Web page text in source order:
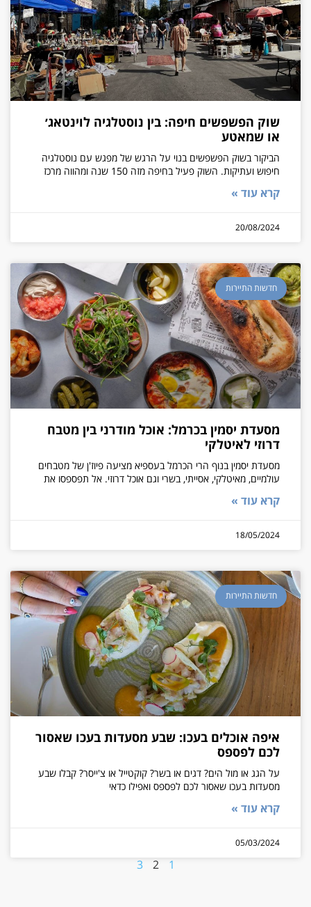
שוק הפשפשים חיפה: בין נוסטלגיה לוינטאג׳
או שמאטע
הביקור בשוק הפשפשים בנוי על הרגש של מפגש עם נוסטלגיה
חיפוש ועתיקות. השוק פעיל בחיפה מזה 150 שנה ומהווה מרכז
קרא עוד »
20/08/2024
חדשות התיירות
מסעדת יסמין בכרמל: אוכל מודרני בין מטבח
דרוזי לאיטלקי
מסעדת יסמין בנוף הרי הכרמל בעספיא מציעה פיוז'ן של מטבחים
עולמיים, מאיטלקי, אסייתי, בשרי וגם אוכל דרוזי. אל תפספסו את
קרא עוד »
18/05/2024
חדשות התיירות
איפה אוכלים בעכו: שבע מסעדות בעכו שאסור
לכם לפספס
על הגג או מול הים? דגים או בשר? קוקטייל או צ'ייסר? קבלו שבע
מסעדות בעכו שאסור לכם לפספס ואפילו כדאי
קרא עוד »
05/03/2024
1
2
3